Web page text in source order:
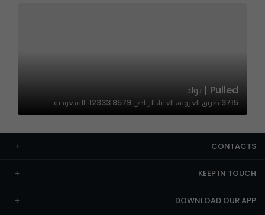
Pulled | بولد
3715 طريق العروبة، العليا، الرياض 12333 8579، السعودية
CONTACTS
KEEP IN TOUCH
DOWNLOAD OUR APP